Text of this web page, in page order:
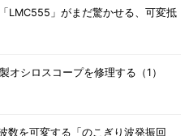
LMC555」がまだ驚かせる、可変抵
オシロスコープを修理する（1）
数を可変する「のこぎり波発振回